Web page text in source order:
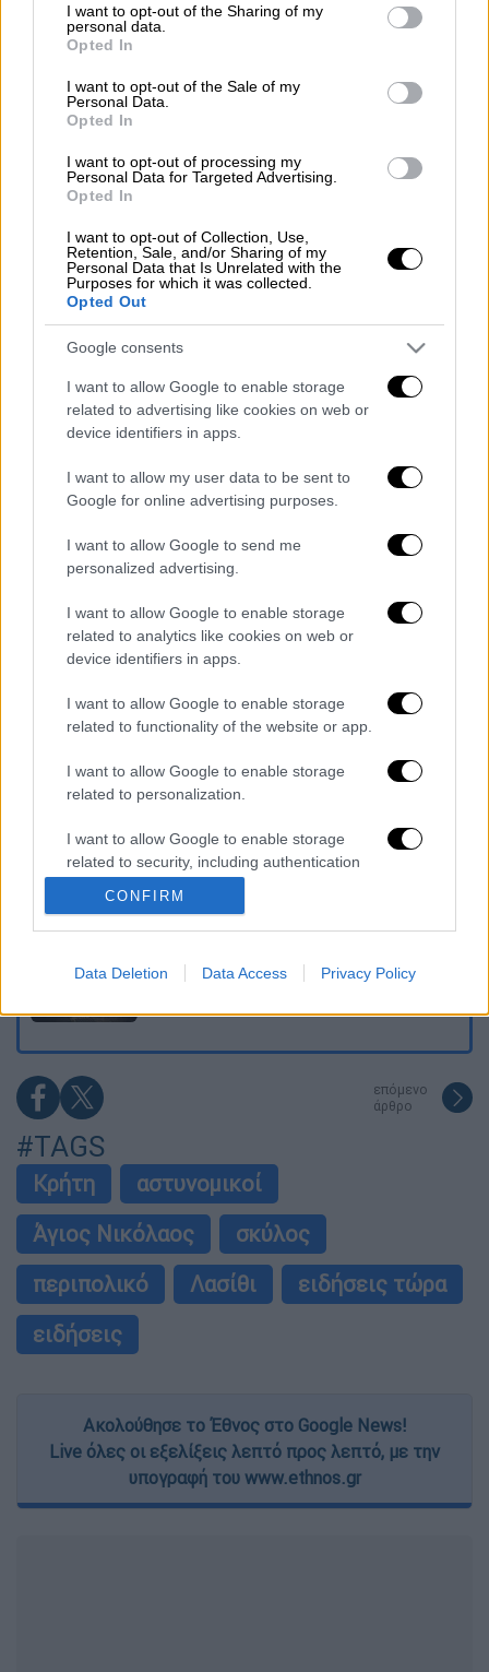
not limited to your visit or usage behaviour. You may click to
grant or deny consent to Google and its third-party tags to
use your data for below specified purposes in below Google
consent section.
I want to opt-out of the Sharing of my
personal data.
Opted In
I want to opt-out of the Sale of my
Personal Data.
Opted In
I want to opt-out of processing my
Personal Data for Targeted Advertising.
Opted In
I want to opt-out of Collection, Use,
Retention, Sale, and/or Sharing of my
Personal Data that Is Unrelated with the
Purposes for which it was collected.
Opted Out
Google consents
I want to allow Google to enable storage
related to advertising like cookies on web or
device identifiers in apps.
I want to allow my user data to be sent to
Google for online advertising purposes.
I want to allow Google to send me
personalized advertising.
I want to allow Google to enable storage
related to analytics like cookies on web or
device identifiers in apps.
I want to allow Google to enable storage
related to functionality of the website or app.
I want to allow Google to enable storage
related to personalization.
I want to allow Google to enable storage
related to security, including authentication
functionality and fraud prevention, and other
CONFIRM
Data Deletion Data Access Privacy Policy
Ελλάδα|06.02.2025 11:46
Θεσσαλονίκη: Έριξαν καρέκλα από
ταράτσα οικοδομής σε περιπολικό
Συγκεκριμένα, το περιστατικό έγινε στον
δρόμο
μπροστά στοπεριπολικό πετάχτηκε ένας
σκύλος, με τον οδηγό του περιπολικού να
επιχειρεί να τον αποφύγει. Μάλιστα, έκανε
ελιγμόκαι το όχημα κατέληξε σεκορμό
δέντρο.
τρεις επιβαίνοντες αστυνομικοί
τραυματίστηκαν και μεταφέρθηκαν με
τους παρασχέθηκαν οιπρώτες βοήθειες
δεν χρειάστηκε να νοσηλευτούν. Οι
αστυνομικοί του τμήματοςΤροχαίας Αγίου
Νικολάουέχουν ξεκινήσει έρευνα για το
Διαβάστε ακόμη
O στρατηγός ήταν σχιζοφρενής, εμμονικός,
πλησίαζε τα 75 όταν τον αντάμωσε η δόξα –
Εκείνος που άλλαξε την πορεία της
Ελισάβετ Κωνσταντινίδου στο ethnos.gr:
«Κάθε πόλεμος είναι ένας εμφύλιος, όλοι
Στον εισαγγελέα ο ιδιοκτήτης του beach
bar για τον θάνατο του 4χρονου στην Πάρο -
Στο «μικροσκόπιο» ο ρόλος του
ημέρες - «Το 90% των πυρκαγιών οφείλεται
επόμενο
άρθρο
#TAGS
Κρήτη
αστυνομικοί
Άγιος Νικόλαος
σκύλος
περιπολικό
Λασίθι
ειδήσεις τώρα
ειδήσεις
Ακολούθησε το Έθνος στο Google News!
Live όλες οι εξελίξεις λεπτό προς λεπτό, με την
υπογραφή του www.ethnos.gr